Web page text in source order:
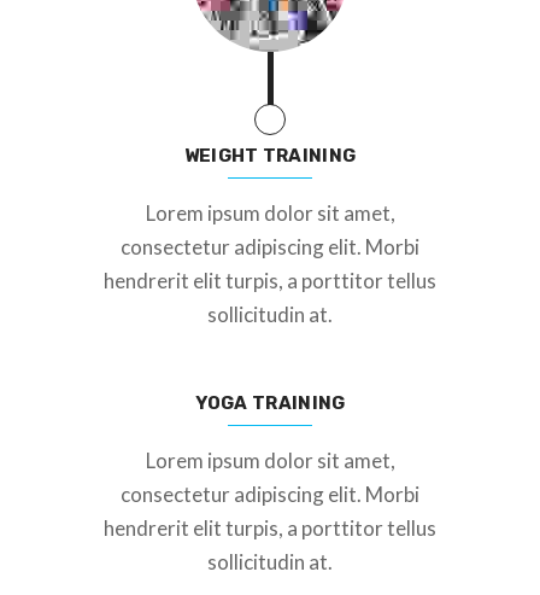
WEIGHT TRAINING
Lorem ipsum dolor sit amet,
consectetur adipiscing elit. Morbi
hendrerit elit turpis, a porttitor tellus
sollicitudin at.
YOGA TRAINING
Lorem ipsum dolor sit amet,
consectetur adipiscing elit. Morbi
hendrerit elit turpis, a porttitor tellus
sollicitudin at.